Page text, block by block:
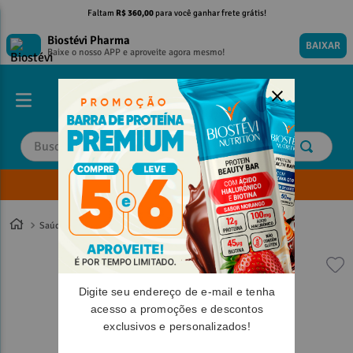
Faltam R$ 360,00para você ganhar frete grátis!
Biostévi Pharma
Baixe o nosso APP e aproveite agora mesmo! BAIXAR
Buscar
Envie sua Receita
Saúde Estresse/Ansiedade
TERMOS MAIS BUSCADOS
magnesio
omega 3
tadalafila
vitamina d
TERMOS MAIS BUSCADOS
magnesio
omega 3
tadalafila
vitamina dDigite seu endereço de e-mail e tenha
acesso a promoções e descontos
exclusivos e personalizados!